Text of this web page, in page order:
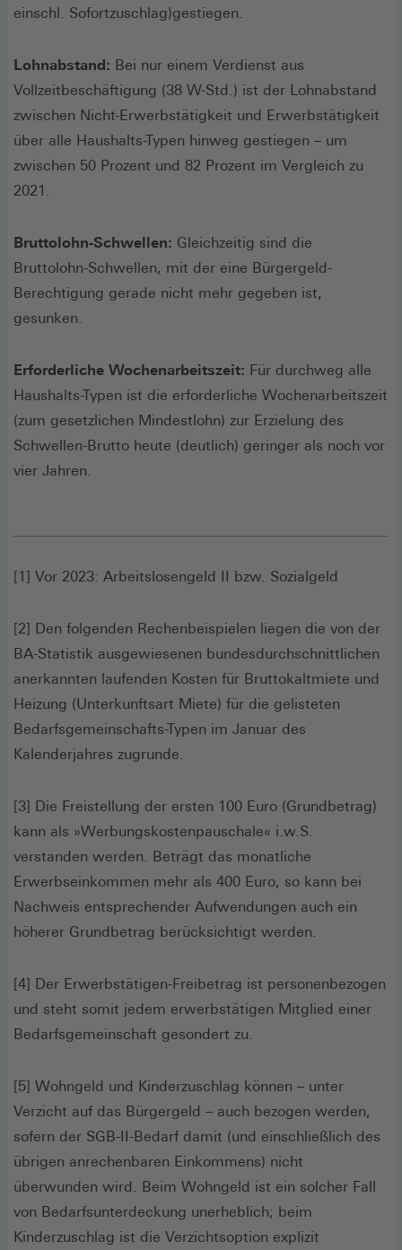
einschl. Sofortzuschlag)gestiegen.
Lohnabstand: Bei nur einem Verdienst aus
Vollzeitbeschäftigung (38 W-Std.) ist der Lohnabstand
zwischen Nicht-Erwerbstätigkeit und Erwerbstätigkeit
über alle Haushalts-Typen hinweg gestiegen – um
zwischen 50 Prozent und 82 Prozent im Vergleich zu
2021.
Bruttolohn-Schwellen: Gleichzeitig sind die
Bruttolohn-Schwellen, mit der eine Bürgergeld-
Berechtigung gerade nicht mehr gegeben ist,
gesunken.
Erforderliche Wochenarbeitszeit: Für durchweg alle
Haushalts-Typen ist die erforderliche Wochenarbeitszeit
(zum gesetzlichen Mindestlohn) zur Erzielung des
Schwellen-Brutto heute (deutlich) geringer als noch vor
vier Jahren.
[1] Vor 2023: Arbeitslosengeld II bzw. Sozialgeld
[2] Den folgenden Rechenbeispielen liegen die von der
BA-Statistik ausgewiesenen bundesdurchschnittlichen
anerkannten laufenden Kosten für Bruttokaltmiete und
Heizung (Unterkunftsart Miete) für die gelisteten
Bedarfsgemeinschafts-Typen im Januar des
Kalenderjahres zugrunde.
[3] Die Freistellung der ersten 100 Euro (Grundbetrag)
kann als »Werbungskostenpauschale« i.w.S.
verstanden werden. Beträgt das monatliche
Erwerbseinkommen mehr als 400 Euro, so kann bei
Nachweis entsprechender Aufwendungen auch ein
höherer Grundbetrag berücksichtigt werden.
[4] Der Erwerbstätigen-Freibetrag ist personenbezogen
und steht somit jedem erwerbstätigen Mitglied einer
Bedarfsgemeinschaft gesondert zu.
[5] Wohngeld und Kinderzuschlag können – unter
Verzicht auf das Bürgergeld – auch bezogen werden,
sofern der SGB-II-Bedarf damit (und einschließlich des
übrigen anrechenbaren Einkommens) nicht
überwunden wird. Beim Wohngeld ist ein solcher Fall
von Bedarfsunterdeckung unerheblich; beim
Kinderzuschlag ist die Verzichtsoption explizit